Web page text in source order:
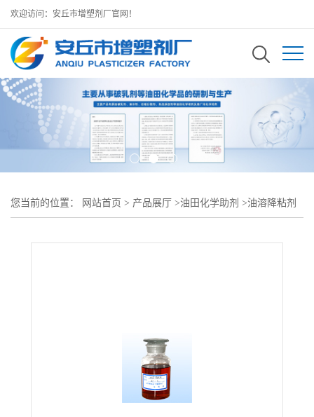
欢迎访问：安丘市增塑剂厂官网！
您当前的位置： 网站首页 > 产品展厅 >油田化学助剂 >油溶降粘剂